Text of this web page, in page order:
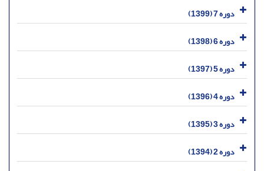
دوره 7 (1399)
دوره 6 (1398)
دوره 5 (1397)
دوره 4 (1396)
دوره 3 (1395)
دوره 2 (1394)